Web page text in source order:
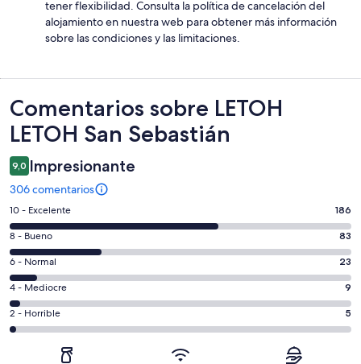
tener flexibilidad. Consulta la política de cancelación del
alojamiento en nuestra web para obtener más información
sobre las condiciones y las limitaciones.
Comentarios
Comentarios sobre LETOH
LETOH San Sebastián
9,0 Impresionante
306 comentarios
186
comentarios
de
un
total
de
306
con
10 - Excelente 186
83
comentarios
de
un
total
de
8 - Bueno 83
23
comentarios
de
un
total
6 - Normal 23
9
comentarios
de
4 - Mediocre 9
5
comentarios
2 - Horrible 5